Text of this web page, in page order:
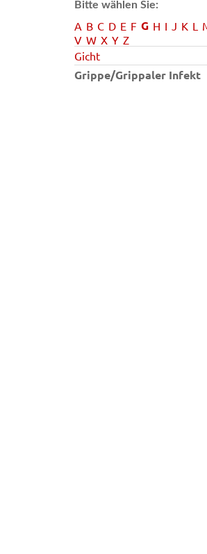
Bitte wählen Sie:
A B C D E F G H I J K L
V W X Y Z
Gicht
Grippe/Grippaler Infekt